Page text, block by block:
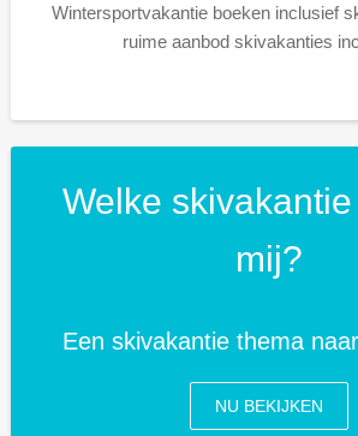
Wintersportvakantie boeken inclusief
ruime aanbod skivakanties
Welke
mij?
Een skivakantie thema
NU BEKIJKEN